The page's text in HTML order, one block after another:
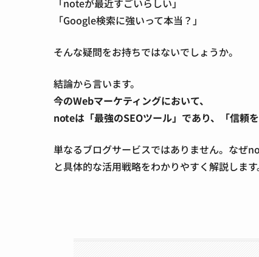
「noteが最近すごいらしい」
「Google検索に強いって本当？」
そんな疑問をお持ちではないでしょうか。
結論から言います。
今のWebマーケティングにおいて、
noteは「最強のSEOツール」であり、「信頼を
単なるブログサービスではありません。なぜ
と具体的な活用戦略をわかりやすく解説します